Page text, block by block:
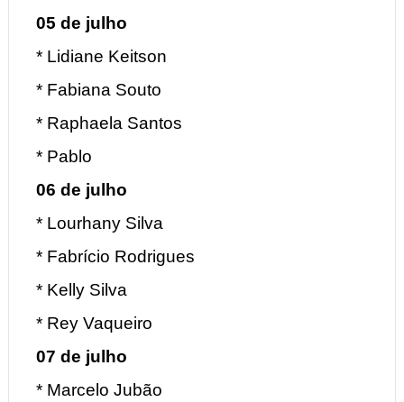
05 de julho
* Lidiane Keitson
* Fabiana Souto
* Raphaela Santos
* Pablo
06 de julho
* Lourhany Silva
* Fabrício Rodrigues
* Kelly Silva
* Rey Vaqueiro
07 de julho
* Marcelo Jubão